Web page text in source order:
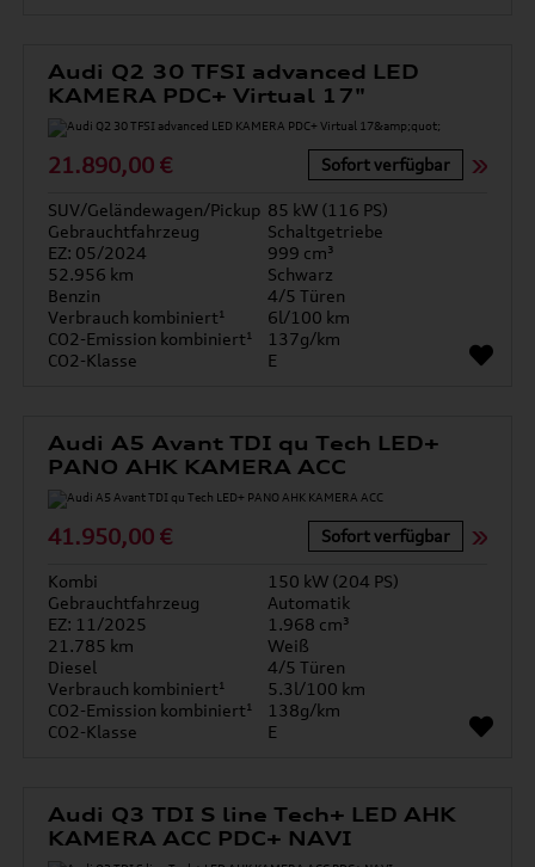
Audi Q2 30 TFSI advanced LED
KAMERA PDC+ Virtual 17"
21.890,00 € Sofort verfügbar
SUV/Geländewagen/Pickup 85 kW (116 PS)
Gebrauchtfahrzeug
Schaltgetriebe
EZ: 05/2024
999 cm³
52.956 km
Schwarz
Benzin
4/5 Türen
Verbrauch kombiniert¹
6l/100 km
CO2-Emission kombiniert¹
137g/km
CO2-Klasse
E
Audi A5 Avant TDI qu Tech LED+
PANO AHK KAMERA ACC
41.950,00 € Sofort verfügbar
Kombi
150 kW (204 PS)
Gebrauchtfahrzeug
Automatik
EZ: 11/2025
1.968 cm³
21.785 km
Weiß
Diesel
4/5 Türen
Verbrauch kombiniert¹
5.3l/100 km
CO2-Emission kombiniert¹
138g/km
CO2-Klasse
E
Audi Q3 TDI S line Tech+ LED AHK
KAMERA ACC PDC+ NAVI